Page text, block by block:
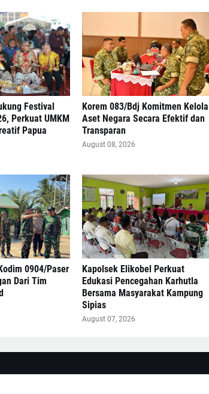
Festival
Perkuat UMKM
Papua
Korem 083/Bdj Komitmen Kelola
Aset Negara Secara Efektif dan
Transparan
August 08, 2026
0904/Paser
Dari Tim
Kapolsek Elikobel Perkuat
Edukasi Pencegahan Karhutla
Bersama Masyarakat Kampung
Sipias
August 07, 2026